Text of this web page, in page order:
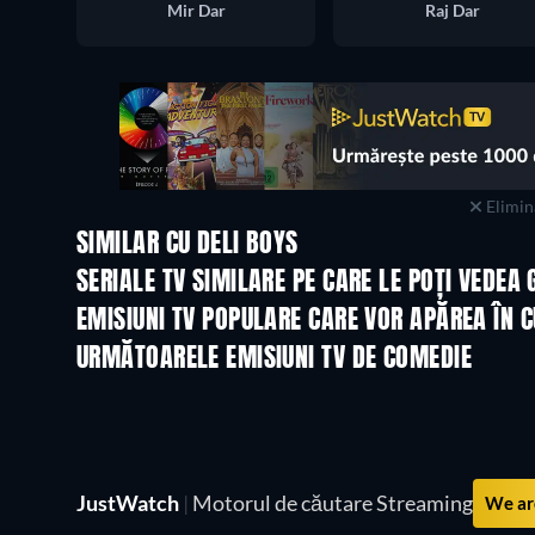
Mir Dar
Raj Dar
SIMILAR CU DELI BOYS
TV
SERIALE TV SIMILARE PE CARE LE POȚI VEDEA
TV
EMISIUNI TV POPULARE CARE VOR APĂREA ÎN
TV
URMĂTOARELE EMISIUNI TV DE COMEDIE
Sezonul 6 Sezonul 2
JustWatch | Motorul de căutare Streaming We